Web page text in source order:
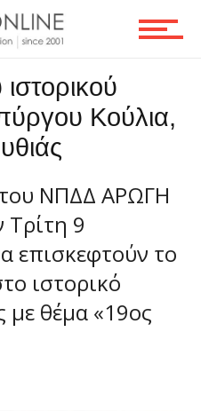
ιστορικού
Κούλια,
ΝΠΔΔ ΑΡΩΓΗ
Τρίτη 9
επισκεφτούν το
ιστορικό
με θέμα «19ος